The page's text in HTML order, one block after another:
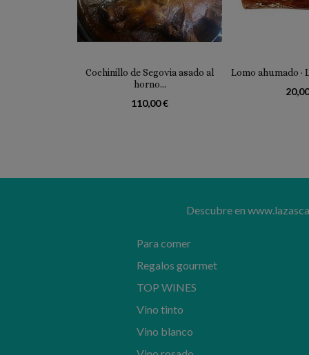
Cochinillo de Segovia asado al
horno...
110,00 €
Lomo ahumado ·
Descubre en
Para comer
Regalos gourmet
TOP WINES
Vino tinto
Vino blanco